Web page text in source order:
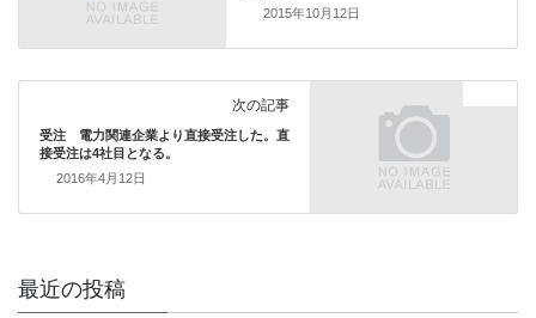
2015年10月12日
次の記事
受注 電力関連企業より直接受注した。直
接受注は4社目となる。
2016年4月12日
最近の投稿